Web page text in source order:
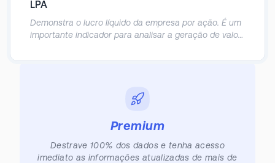
LPA
Demonstra o lucro líquido da empresa por ação. É um
importante indicador para analisar a geração de valor
recompra de ações é comum.
Premium
Destrave 100% dos dados e tenha acesso
imediato as informações atualizadas de mais de